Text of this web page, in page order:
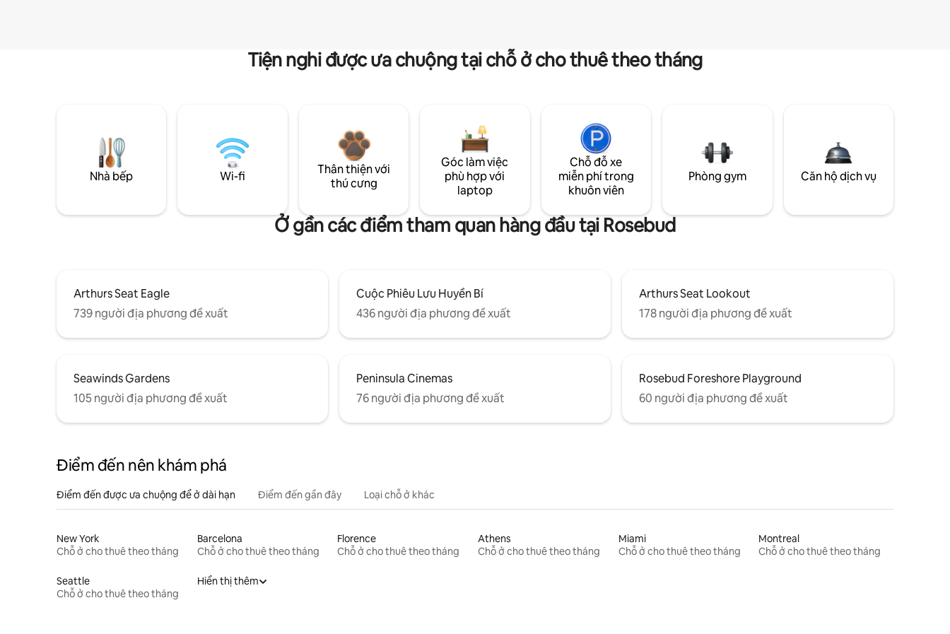
Tiện nghi được ưa chuộng tại chỗ ở cho thuê theo tháng
Nhà bếp Wi-fi
Thân thiện với
thú cưng
Góc làm việc
phù hợp với
laptop
Chỗ đỗ xe
miễn phí trong
khuôn viên
Phòng gym Căn hộ dịch vụ
Ở gần các điểm tham quan hàng đầu tại Rosebud
Arthurs Seat Eagle
739 người địa phương đề xuất
Cuộc Phiêu Lưu Huyền Bí
436 người địa phương đề xuất
Arthurs Seat Lookout
178 người địa phương đề xuất
Seawinds Gardens
105 người địa phương đề xuất
Peninsula Cinemas
76 người địa phương đề xuất
Rosebud Foreshore Playground
60 người địa phương đề xuất
Điểm đến nên khám phá
Điểm đến được ưa chuộng để ở dài hạn Điểm đến gần đây Loại chỗ ở khác
New York
Chỗ ở cho thuê theo tháng
Barcelona
Chỗ ở cho thuê theo tháng
Florence
Chỗ ở cho thuê theo tháng
Athens
Chỗ ở cho thuê theo tháng
Miami
Chỗ ở cho thuê theo tháng
Montreal
Chỗ ở cho thuê theo tháng
Seattle
Chỗ ở cho thuê theo tháng
Hiển thị thêm